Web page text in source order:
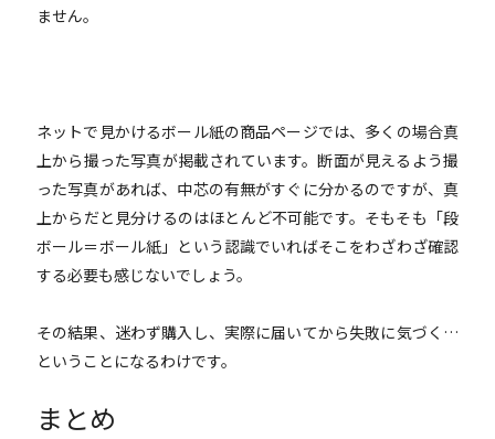
ません。
ネットで見かけるボール紙の商品ページでは、多くの場合真
上から撮った写真が掲載されています。断面が見えるよう撮
った写真があれば、中芯の有無がすぐに分かるのですが、真
上からだと見分けるのはほとんど不可能です。そもそも「段
ボール＝ボール紙」という認識でいればそこをわざわざ確認
する必要も感じないでしょう。
その結果、迷わず購入し、実際に届いてから失敗に気づく…
ということになるわけです。
まとめ